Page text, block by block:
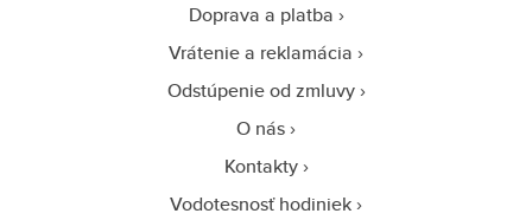
Doprava a platba
Vrátenie a reklamácia
Odstúpenie od zmluvy
O nás
Kontakty
Vodotesnosť hodiniek